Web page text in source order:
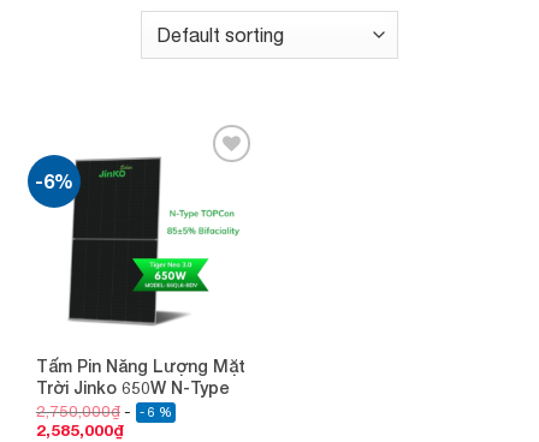
-6%
Add to
wishlist
Tấm Pin Năng Lượng Mặt
Trời Jinko 650W N-Type
2,750,000₫ - 6 %
2,585,000₫